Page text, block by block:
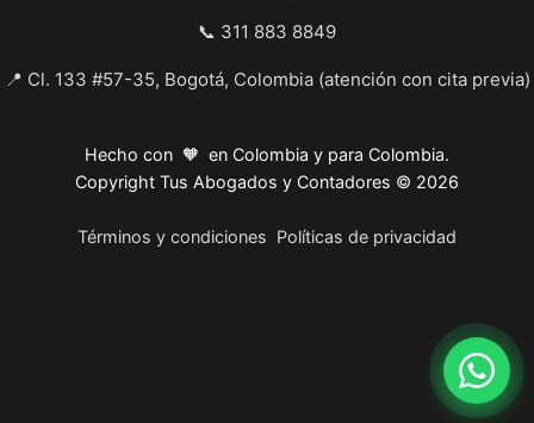
📞 311 883 8849
📍 Cl. 133 #57-35, Bogotá, Colombia (atención con cita previa)
Hecho con 🧡 en Colombia y para Colombia.
Copyright Tus Abogados y Contadores © 2026
Términos y condiciones Políticas de privacidad